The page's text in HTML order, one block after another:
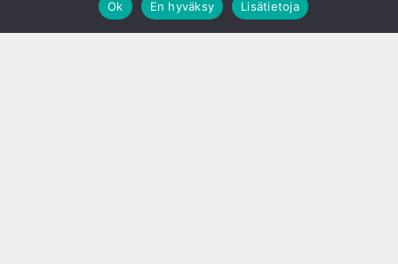
Ok
En hyväksy Lisätietoja